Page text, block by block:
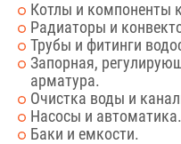
Котлы и компоненты
Радиаторы и
Трубы и фитинги
Запорная,
арматура.
Очистка воды и
Насосы и автоматика.
Баки и емкости.